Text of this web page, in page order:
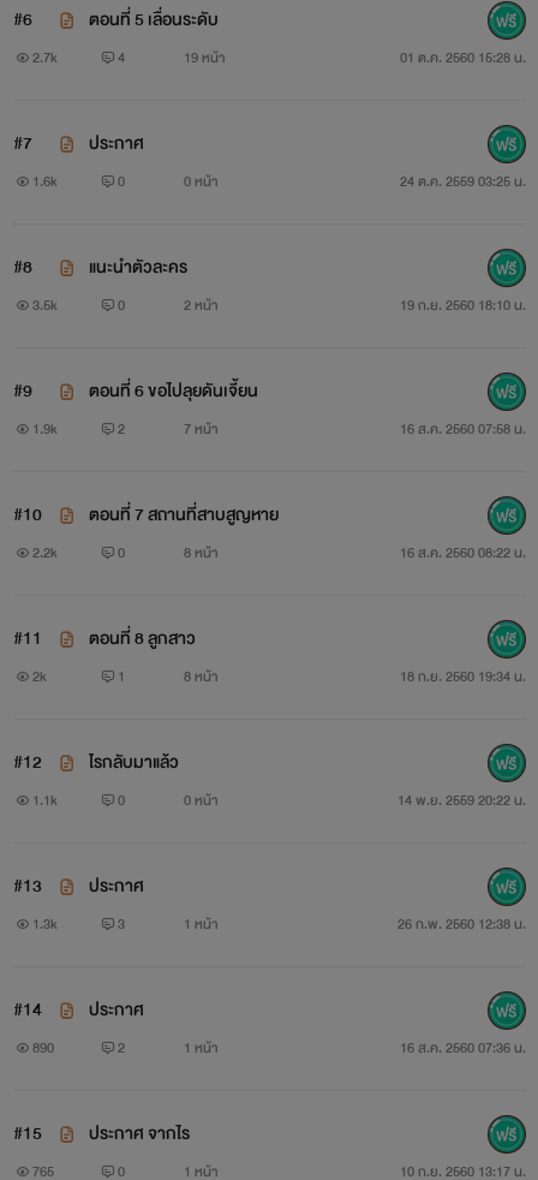
#6 ตอนที่ 5 เลื่อนระดับ
2.7k 4 19 หน้า 01 ต.ค. 2560 15:28 น.
#7 ประกาศ
1.6k 0 0 หน้า 24 ต.ค. 2559 03:25 น.
#8 แนะนำตัวละคร
3.5k 0 2 หน้า 19 ก.ย. 2560 18:10 น.
#9 ตอนที่ 6 ขอไปลุยดันเจี้ยน
1.9k 2 7 หน้า 16 ส.ค. 2560 07:58 น.
#10 ตอนที่ 7 สถานที่สาบสูญหาย
2.2k 0 8 หน้า 16 ส.ค. 2560 08:22 น.
#11 ตอนที่ 8 ลูกสาว
2k 1 8 หน้า 18 ก.ย. 2560 19:34 น.
#12 ไรกลับมาแล้ว
1.1k 0 0 หน้า 14 พ.ย. 2559 20:22 น.
#13 ประกาศ
1.3k 3 1 หน้า 26 ก.พ. 2560 12:38 น.
#14 ประกาศ
890 2 1 หน้า 16 ส.ค. 2560 07:36 น.
#15 ประกาศ จากไร
765 0 1 หน้า 10 ก.ย. 2560 13:17 น.